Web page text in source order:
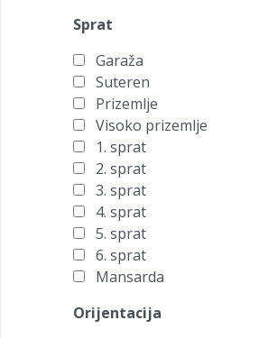
Sprat
Garaža
Suteren
Prizemlje
Visoko prizemlje
1. sprat
2. sprat
3. sprat
4. sprat
5. sprat
6. sprat
Mansarda
Orijentacija